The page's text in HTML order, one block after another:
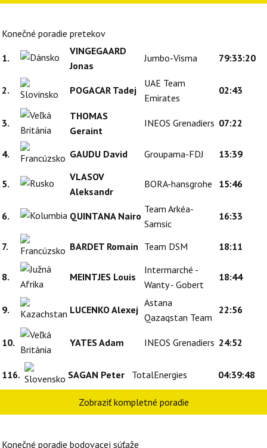
Konečné poradie pretekov
1.
VINGEGAARD
Jonas
Jumbo-Visma 79:33:20
2. POGACAR Tadej
UAE Team
Emirates
02:43
3.
THOMAS
Geraint
INEOS Grenadiers 07:22
4. GAUDU David Groupama-FDJ 13:39
5.
VLASOV
Aleksandr
BORA-hansgrohe 15:46
6. QUINTANA Nairo
Team Arkéa-
Samsic
16:33
7. BARDET Romain Team DSM 18:11
8. MEINTJES Louis
Intermarché -
Wanty - Gobert
18:44
9. LUCENKO Alexej
Astana
Qazaqstan Team
22:56
10. YATES Adam INEOS Grenadiers 24:52
116. SAGAN Peter TotalEnergies 04:39:48
Zobraziť kompletné poradie
Konečné poradie bodovacej súťaže